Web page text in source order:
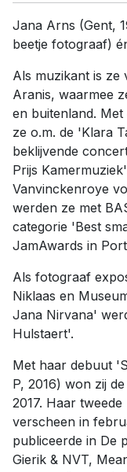
Jana Arns (Gent,
beetje fotograaf)
Als muzikant is ze
Aranis, waarmee
en buitenland.
ze o.m. de 'Klara
beklijvende
Prijs
Vanvinckenroye
werden ze met
categorie 'Best
JamAwards in
Als fotograaf
Niklaas en
Jana Nirvana'
Hulstaert'.
Met haar debuut
P, 2016) won zij
2017. Haar
verscheen in
publiceerde in De
Gierik & NVT,